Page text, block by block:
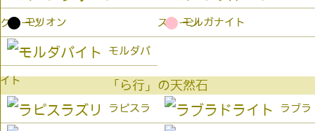
クォーツ ストーン
● モリオン ● モルガナイト
モルダバ
イト 「ら行」の天然石
ラピスラ ラブラ